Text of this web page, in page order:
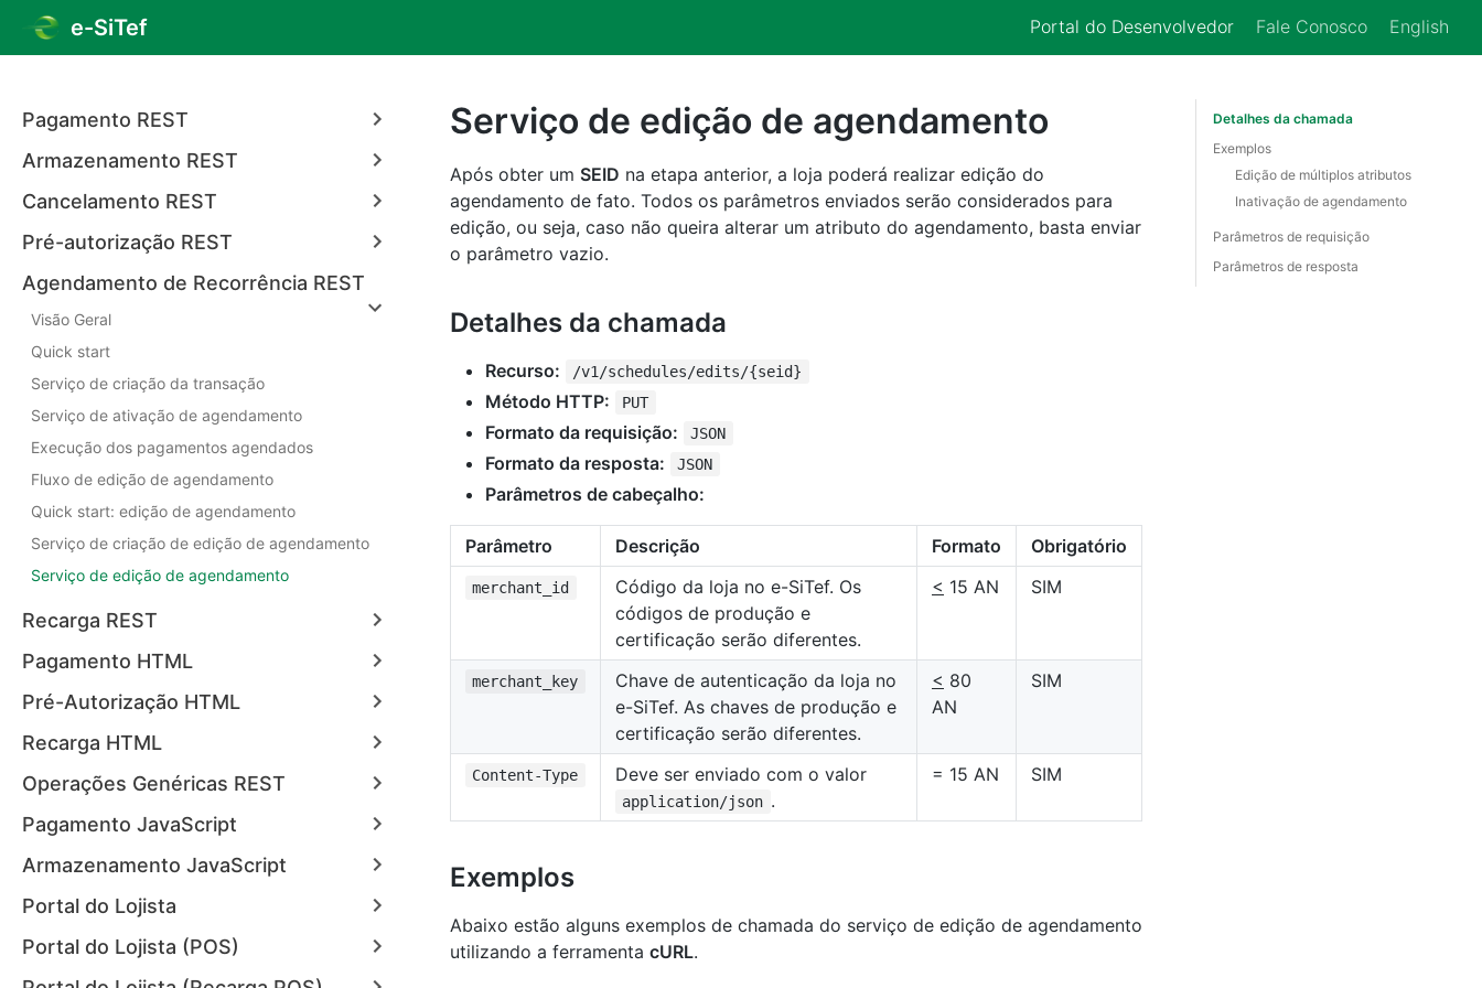
e-SiTef Portal do Desenvolvedor Fale Conosco English
Pagamento REST
Armazenamento REST
Cancelamento REST
Pré-autorização REST
Agendamento de Recorrência REST
Visão Geral
Quick start
Serviço de criação da transação
Serviço de ativação de agendamento
Execução dos pagamentos agendados
Fluxo de edição de agendamento
Quick start: edição de agendamento
Serviço de criação de edição de agendamento
Serviço de edição de agendamento
Recarga REST
Pagamento HTML
Pré-Autorização HTML
Recarga HTML
Operações Genéricas REST
Pagamento JavaScript
Armazenamento JavaScript
Portal do Lojista
Portal do Lojista (POS)
Serviço de edição de agendamento
Após obter um SEID na etapa anterior, a loja poderá realizar edição do
agendamento de fato. Todos os parâmetros enviados serão considerados para
edição, ou seja, caso não queira alterar um atributo do agendamento, basta enviar
o parâmetro vazio.
Detalhes da chamada
Recurso: /v1/schedules/edits/{seid}
Método HTTP: PUT
Formato da requisição: JSON
Formato da resposta: JSON
Parâmetros de cabeçalho:
Parâmetro Descrição Formato Obrigatório
merchant_id
Código da loja no e-SiTef. Os
códigos de produção e
certificação serão diferentes.
< 15 AN SIM
merchant_key
Chave de autenticação da loja no
e-SiTef. As chaves de produção e
certificação serão diferentes.
< 80
AN
SIM
Content-Type Deve ser enviado com o valor
application/json .
= 15 AN SIM
Exemplos
Abaixo estão alguns exemplos de chamada do serviço de edição de agendamento
utilizando a ferramenta cURL.
Detalhes da chamada
Exemplos
Edição de múltiplos atributos
Inativação de agendamento
Parâmetros de requisição
Parâmetros de resposta